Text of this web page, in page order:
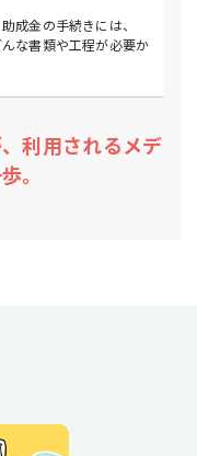
助成金の手続きには、
んな書類や工程が必要か
利用されるメデ
。